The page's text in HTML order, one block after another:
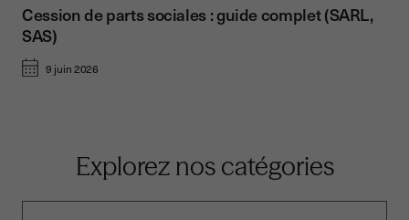
Cession de parts sociales : guide complet (SARL,
SAS)
9 juin 2026
Explorez nos catégories